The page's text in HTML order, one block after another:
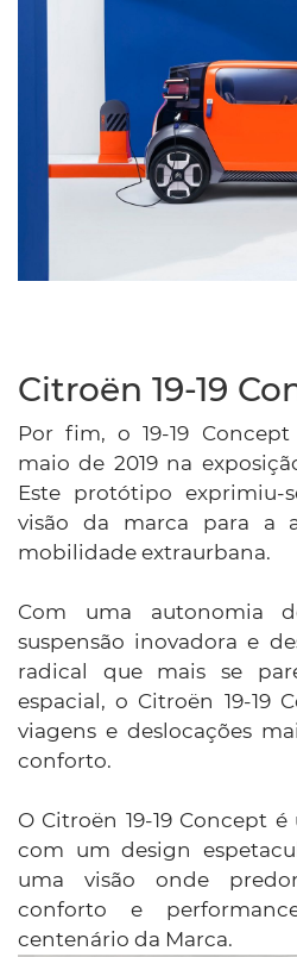
Citroën 19-19
Por fim, o 19-19
maio de 2019 na
Este protótipo exprimiu-
visão da marca para a
mobilidade extraurbana.
Com uma autonomia
suspensão inovadora e
radical que mais se
espacial, o Citroën 19-19
viagens e deslocações
conforto.
O Citroën 19-19 Concept
com um design
uma visão onde
conforto e
centenário da Marca.